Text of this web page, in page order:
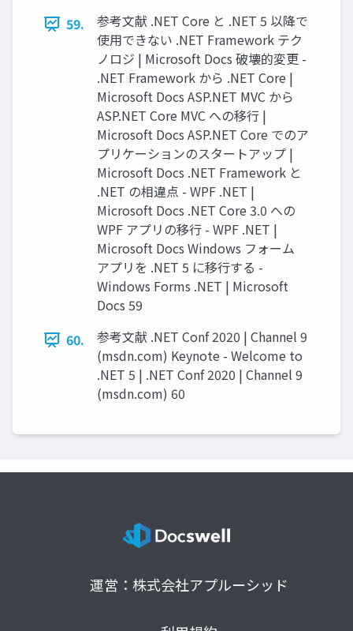
59.
参考文献 .NET Core と .NET 5 以降で
使用できない .NET Framework テク
ノロジ | Microsoft Docs 破壊的変更 -
.NET Framework から .NET Core |
Microsoft Docs ASP.NET MVC から
ASP.NET Core MVC への移行 |
Microsoft Docs ASP.NET Core でのア
プリケーションのスタートアップ |
Microsoft Docs .NET Framework と
.NET の相違点 - WPF .NET |
Microsoft Docs .NET Core 3.0 への
WPF アプリの移行 - WPF .NET |
Microsoft Docs Windows フォーム
アプリを .NET 5 に移行する -
Windows Forms .NET | Microsoft
Docs 59
60.
参考文献 .NET Conf 2020 | Channel 9
(msdn.com) Keynote - Welcome to
.NET 5 | .NET Conf 2020 | Channel 9
(msdn.com) 60
運営：株式会社アプルーシッド